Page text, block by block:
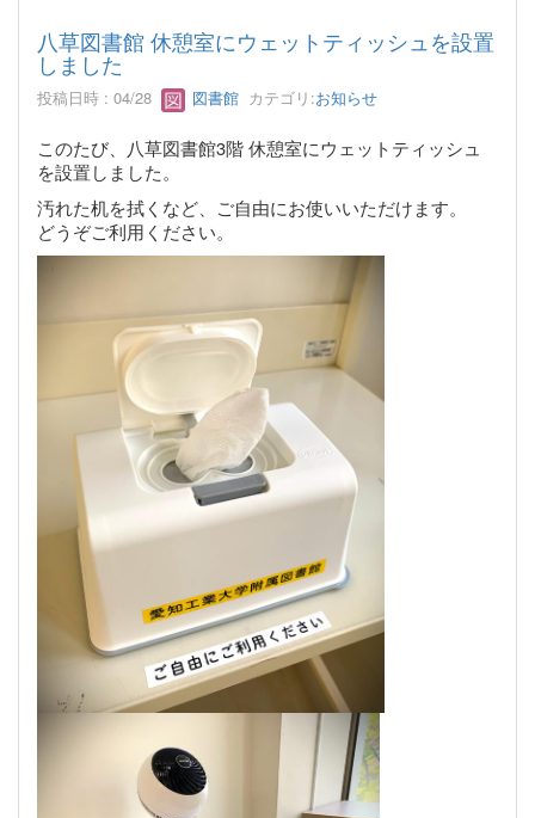
八草図書館 休憩室にウェットティッシュを設置
しました
投稿日時 : 04/28 図書館 カテゴリ:お知らせ
このたび、八草図書館3階 休憩室にウェットティッシュ
を設置しました。
汚れた机を拭くなど、ご自由にお使いいただけます。
どうぞご利用ください。